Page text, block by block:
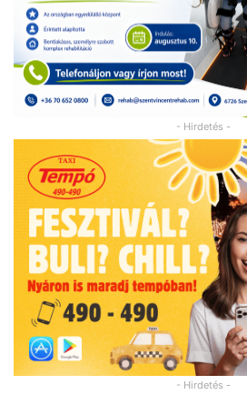
- Hirdetés -
- Hirdetés -